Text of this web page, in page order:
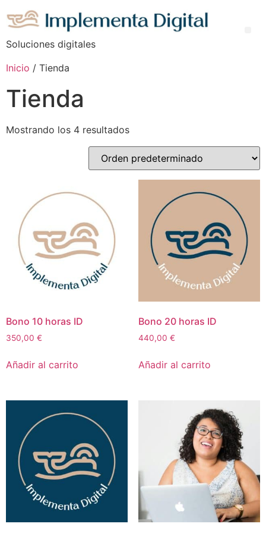
Soluciones digitales
Inicio / Tienda
Tienda
Mostrando los 4 resultados
Bono 10 horas ID
350,00 €
Añadir al carrito
Bono 20 horas ID
440,00 €
Añadir al carrito